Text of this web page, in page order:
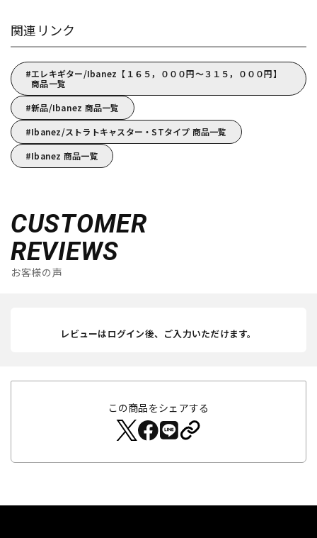
関連リンク
エレキギター/Ibanez【１６５，０００円～３１５，０００円】
商品一覧
新品/Ibanez 商品一覧
Ibanez/ストラトキャスター・STタイプ 商品一覧
Ibanez 商品一覧
CUSTOMER
REVIEWS
お客様の声
レビューはログイン後、ご入力いただけます。
この商品をシェアする